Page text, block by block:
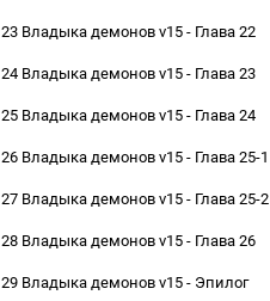
23 Владыка демонов v15 - Глава 22
24 Владыка демонов v15 - Глава 23
25 Владыка демонов v15 - Глава 24
26 Владыка демонов v15 - Глава 25-1
27 Владыка демонов v15 - Глава 25-2
28 Владыка демонов v15 - Глава 26
29 Владыка демонов v15 - Эпилог